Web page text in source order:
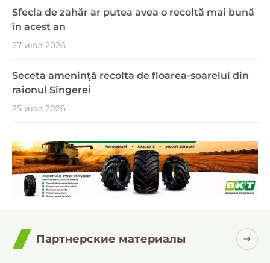
Sfecla de zahăr ar putea avea o recoltă mai bună
în acest an
27 июл 2026
Seceta amenință recolta de floarea-soarelui din
raionul Sîngerei
25 июл 2026
Партнерские материалы